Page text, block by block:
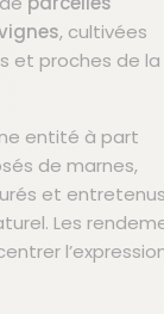
la
, cultivées
et proches de la
entité à part
de marnes,
et entretenus
Les